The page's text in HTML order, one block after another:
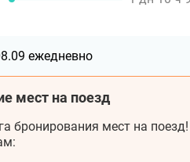
ежедневно
мест на поезд
бронирования мест на